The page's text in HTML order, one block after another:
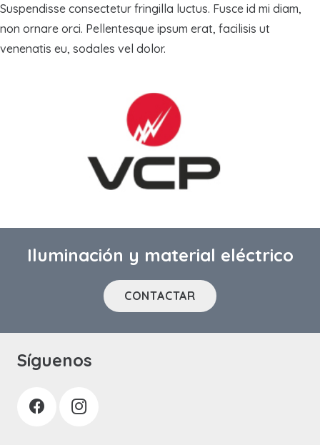
Suspendisse consectetur fringilla luctus. Fusce id mi diam,
non ornare orci. Pellentesque ipsum erat, facilisis ut
venenatis eu, sodales vel dolor.
Iluminación y material eléctrico
CONTACTAR
Síguenos